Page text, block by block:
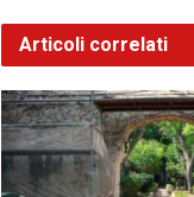
Articoli correlati